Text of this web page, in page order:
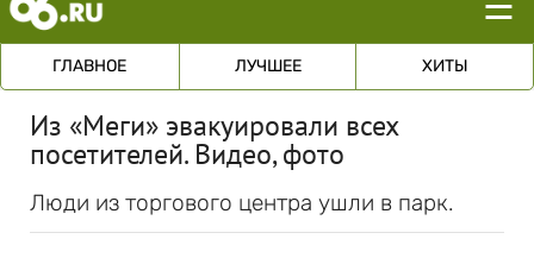
ГЛАВНОЕ ЛУЧШЕЕ ХИТЫ
Из «Меги» эвакуировали всех
посетителей. Видео, фото
Люди из торгового центра ушли в парк.